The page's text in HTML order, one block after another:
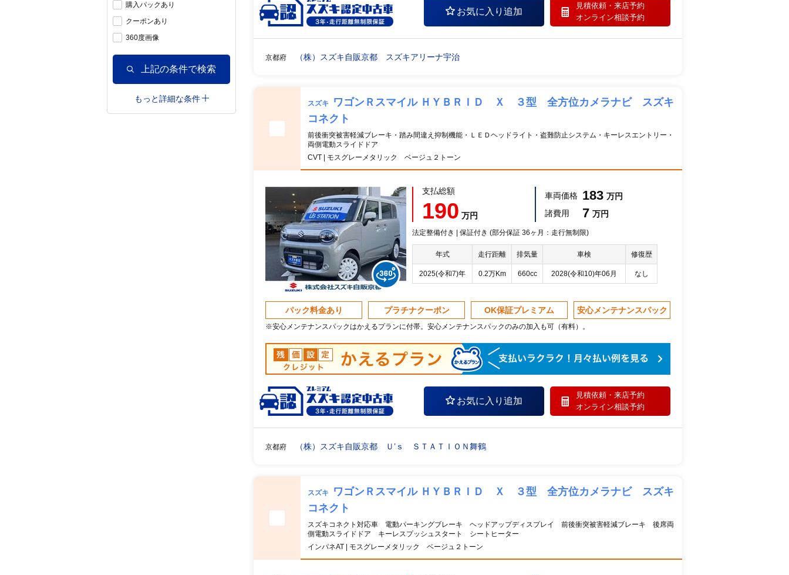
購入パックあり
クーポンあり
360度画像
上記の条件で検索
もっと詳細な条件
お気に入り追加
見積依頼・ 来店予約
オンライン相談予約
京都府 （株）スズキ自販京都 スズキアリーナ宇治
スズキ
ワゴンＲスマイル ＨＹＢＲＩＤ Ｘ ３型 全方位カメラナビ スズキ
コネクト
前後衝突被害軽減ブレーキ・踏み間違え抑制機能・ＬＥＤヘッドライト・盗難防止システム・キーレスエントリー・
両側電動スライドドア
CVT | モスグレーメタリック ベージュ２トーン
支払総額
190 万円
車両価格 183 万円
諸費用
7 万円
法定整備付き | 保証付き (部分保証 36ヶ月：走行無制限)
年式 走行距離 排気量 車検 修復歴
2025(令和7)年 0.2万Km 660cc 2028(令和10)年06月 なし
パック料金あり プラチナクーポン OK保証プレミアム 安心メンテナンスパック
※安心メンテナンスパックはかえるプランに付帯。安心メンテナンスパックのみの加入も可（有料）。
お気に入り追加
見積依頼・ 来店予約
オンライン相談予約
京都府 （株）スズキ自販京都 Ｕ’ｓ ＳＴＡＴＩＯＮ舞鶴
スズキ
ワゴンＲスマイル ＨＹＢＲＩＤ Ｘ ３型 全方位カメラナビ スズキ
コネクト
スズキコネクト対応車 電動パーキングブレーキ ヘッドアップディスプレイ 前後衝突被害軽減ブレーキ 後席両
側電動スライドドア キーレスプッシュスタート シートヒーター
インパネAT | モスグレーメタリック ベージュ２トーン